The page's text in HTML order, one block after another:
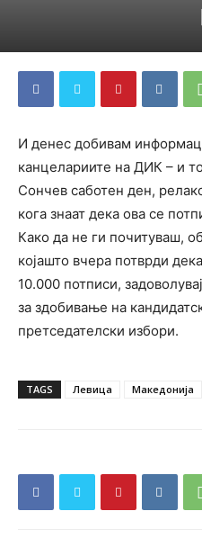
И денес добивам
канцелариите на ДИК – и
Сончев саботен ден,
кога знаат дека ова се
Како да не ги почитуваш,
којашто вчера потврди
10.000 потписи,
за здобивање на
претседателски избори.
TAGS Левица Македонија